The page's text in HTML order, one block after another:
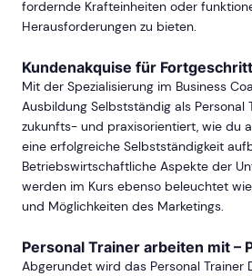
fordernde Krafteinheiten oder
Herausforderungen zu bieten.
Kundenakquise für
Mit der Spezialisierung im Business
Ausbildung Selbstständig als Personal
zukunfts- und praxisorientiert, wie du
eine erfolgreiche Selbstständigkeit
Betriebswirtschaftliche Aspekte der
werden im Kurs ebenso beleuchtet
und Möglichkeiten des Marketings.
Personal Trainer arbeiten mit –
Abgerundet wird das Personal Trainer